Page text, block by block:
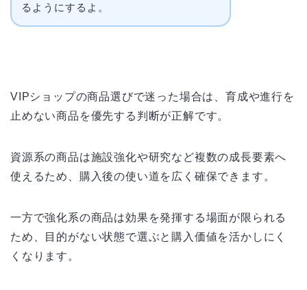
るようにするよ。
VIPショップの商品選びで迷った場合は、育成や進行を
止めない商品を優先する判断が正解です。
資源系の商品は施設強化や研究など複数の成長要素へ
使えるため、購入後の使い道を広く確保できます。
一方で強化系の商品は効果を発揮する場面が限られる
ため、目的がない状態で選ぶと購入価値を活かしにく
くなります。